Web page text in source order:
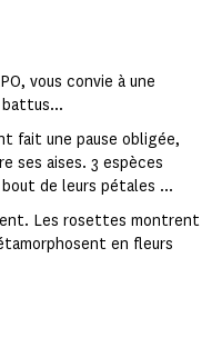
vous convie à une
fait une pause obligée,
ses aises. 3 espèces
de leurs pétales ...
Les rosettes montrent
en fleurs